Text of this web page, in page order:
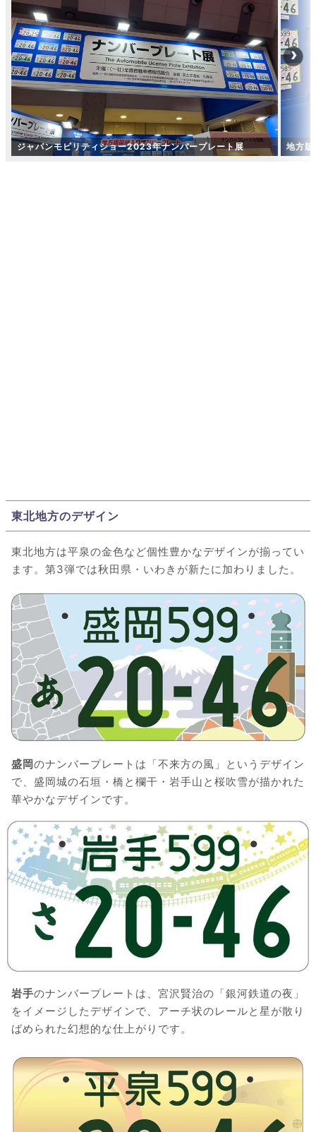
ジャパンモビリティショー2023年ナンバープレート展 地方版
東北地方のデザイン
東北地方は平泉の金色など個性豊かなデザインが揃ってい
ます。第3弾では秋田県・いわきが新たに加わりました。
盛岡のナンバープレートは「不来方の風」というデザイン
で、盛岡城の石垣・橋と欄干・岩手山と桜吹雪が描かれた
華やかなデザインです。
岩手のナンバープレートは、宮沢賢治の「銀河鉄道の夜」
をイメージしたデザインで、アーチ状のレールと星が散り
ばめられた幻想的な仕上がりです。